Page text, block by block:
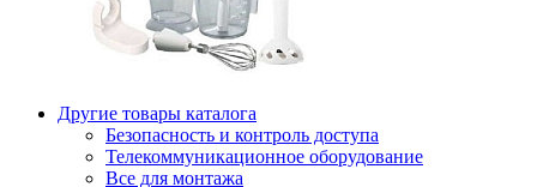
Другие товары каталога
Безопасность и контроль доступа
Телекоммуникационное оборудование
Все для монтажа